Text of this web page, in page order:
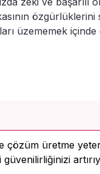
özgürlüklerini
üzememek içinde
çözüm üretme